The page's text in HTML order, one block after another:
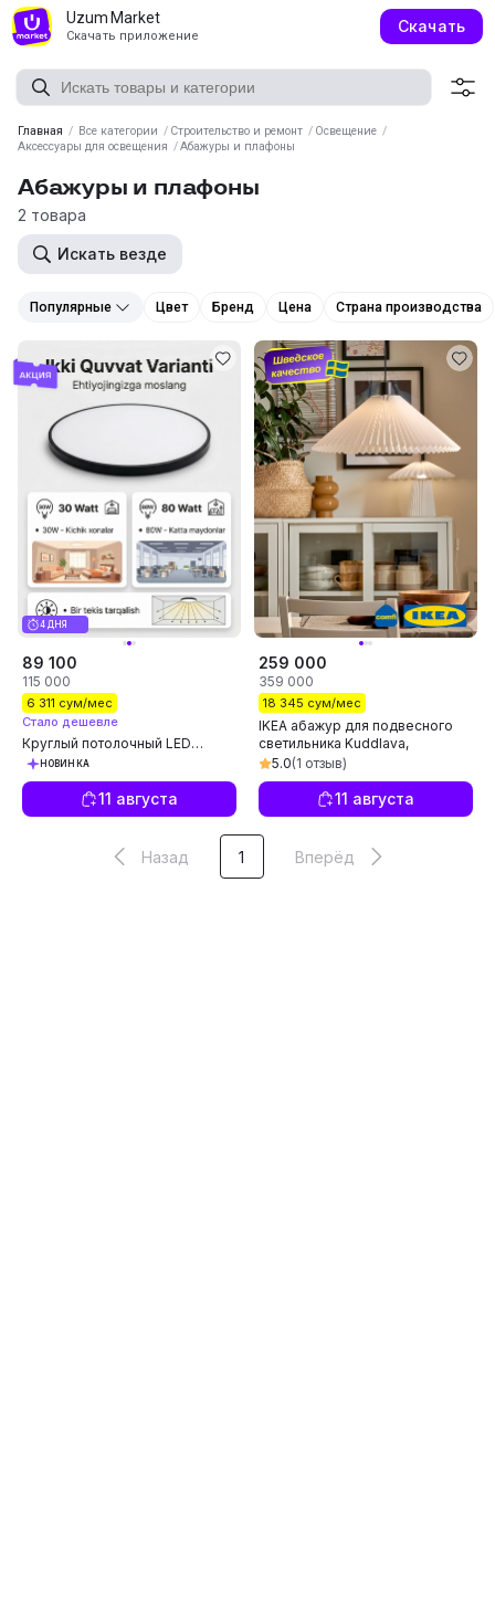
Uzum Market
Скачать приложение
Скачать
Главная / Все категории / Строительство и ремонт / Освещение /
Аксессуары для освещения /Абажуры и плафоны
Абажуры и плафоны
2 товара
Искать везде
Популярные Цвет Бренд Цена Страна производства
4 ДНЯ
89 100
115 000
6 311 сум/мес
Стало дешевле
Круглый потолочный LED
светильник с чёрной рамкой
30W / 80W
НОВИНКА
11 августа
259 000
359 000
18 345 сум/мес
IKEA абажур для подвесного
светильника Kuddlava,
плиссированная люстра,
светильник 59 см
5.0(1 отзыв)
11 августа
Назад 1 Вперёд